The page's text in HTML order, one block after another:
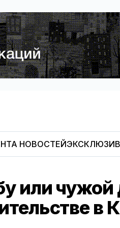
НОВОСТЕЙЭКСКЛЮЗИВ
или чужой
в